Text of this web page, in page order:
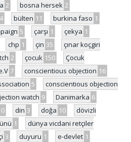
2 bosna hersek 2
bülten 11 burkina faso 1
5 çarşı 1 çekya 1
chp 1 çin 35
çınar koçgiri
2 çocuk 150
Çocuk
7 conscientious objection 16
5
conscientious objection
watch 9 Danimarka 6
din 3 doğa 10
dövizli
1
dünya vicdani retçiler
3 duyuru 1 e-devlet 1